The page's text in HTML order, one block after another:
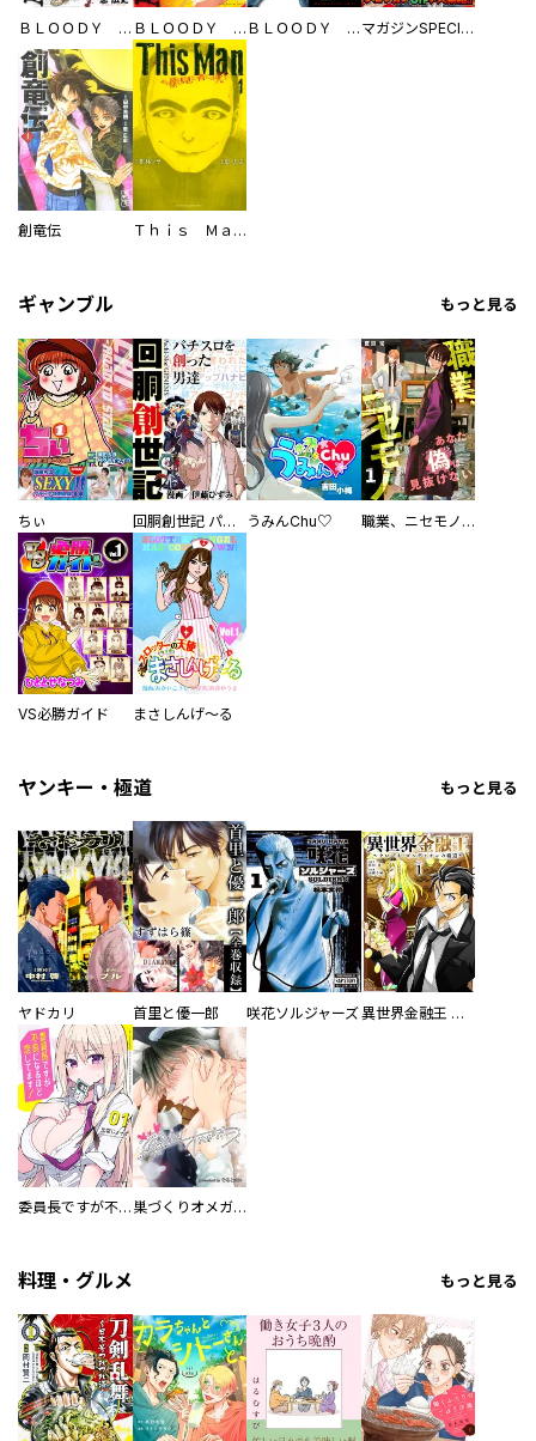
ＢＬＯＯＤＹ ＭＯＮＤＡＹ ＢＬＯＯＤＹ ＭＯＮＤＡＹ Ｓｅａｓｏｎ２ 絶望ノ匣 ＢＬＯＯＤＹ ＭＯＮＤＡＹ ラストシーズン マガジンSPECIAL
創竜伝 Ｔｈｉｓ Ｍａｎ その顔を見た者には死を
ギャンブル もっと見る
ちぃ 回胴創世記 パチスロを創った男達 うみんChu♡ 職業、ニセモノ～あなたに偽は見抜けない【電子単行本版】
VS必勝ガイド まさしんげ～る
ヤンキー・極道 もっと見る
ヤドカリ 首里と優一郎 咲花ソルジャーズ 異世界金融王 ～クローネ・ゴルディオンの覇道～
委員長ですが不良になるほど恋してます！ 巣づくりオメガバース
料理・グルメ もっと見る